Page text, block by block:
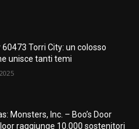
60473 Torri City: un colosso
unisce tanti temi
Monsters, Inc. – Boo’s Door
raggiunge 10.000 sostenitori